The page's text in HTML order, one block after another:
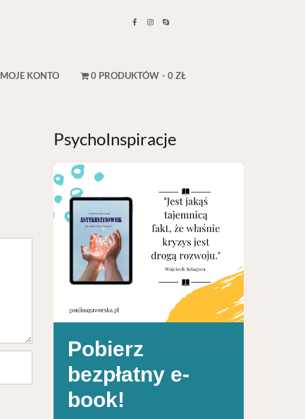
MOJE KONTO 0 PRODUKTÓW 0 ZŁ
PsychoInspiracje
Pobierz
bezpłatny e-
book!